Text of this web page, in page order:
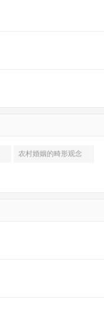
农村婚姻的畸形观念